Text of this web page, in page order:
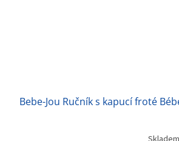
Bebe-Jou Ručník s kapucí froté